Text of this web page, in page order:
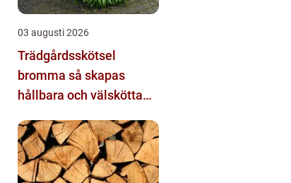
03 augusti 2026
Trädgårdsskötsel
bromma så skapas
hållbara och välskötta